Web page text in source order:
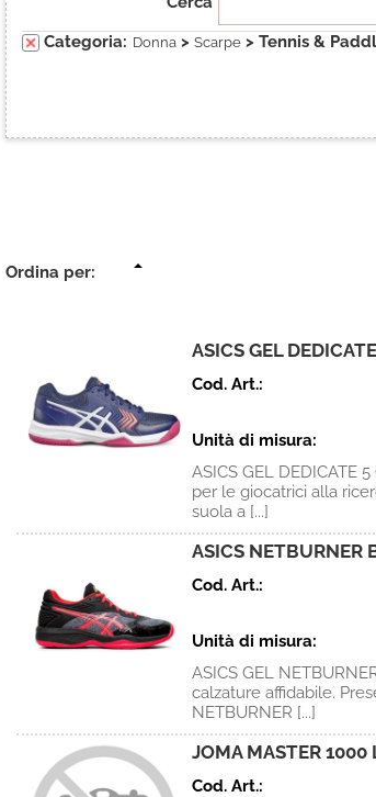
Categoria: Donna > Scarpe > Tennis &
Ordina per:
ASICS GEL
Cod. Art.:
Unità di misura:
ASICS GEL DEDICATE
per le giocatrici alla
suola a [...]
ASICS NETBURNER
Cod. Art.:
Unità di misura:
ASICS GEL
calzature affidabile.
NETBURNER [...]
JOMA MASTER
Cod. Art.: